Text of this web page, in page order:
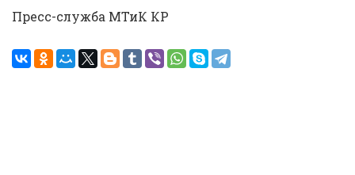
Пресс-служба МТиК КР